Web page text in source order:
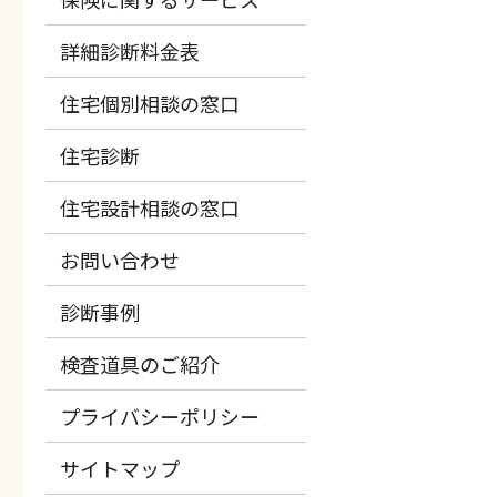
詳細診断料金表
住宅個別相談の窓口
住宅診断
住宅設計相談の窓口
お問い合わせ
診断事例
検査道具のご紹介
プライバシーポリシー
サイトマップ